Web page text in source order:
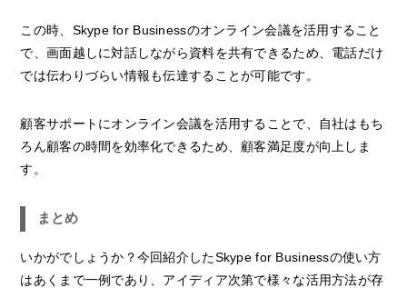
この時、Skype for Businessのオンライン会議を活用すること
で、画面越しに対話しながら資料を共有できるため、電話だけ
では伝わりづらい情報も伝達することが可能です。
顧客サポートにオンライン会議を活用することで、自社はもち
ろん顧客の時間を効率化できるため、顧客満足度が向上しま
す。
まとめ
いかがでしょうか？今回紹介したSkype for Businessの使い方
はあくまで一例であり、アイディア次第で様々な活用方法が存